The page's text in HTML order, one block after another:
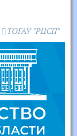
ТОГАУ "РЦСП"